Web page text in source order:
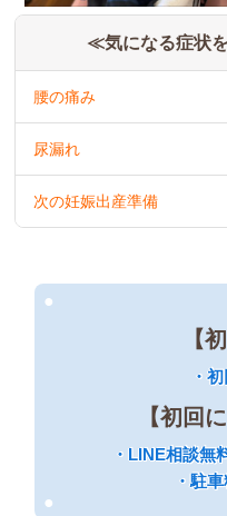
≪気になる症状を
腰の痛み
尿漏れ
次の妊娠出産準備
●
●
【
・
【初回
・LINE相談無
・駐